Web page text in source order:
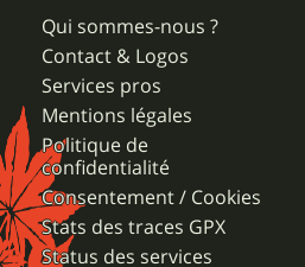
Qui sommes-nous ?
Contact & Logos
Services pros
Mentions légales
Politique de
confidentialité
Consentement / Cookies
Stats des traces GPX
Status des services